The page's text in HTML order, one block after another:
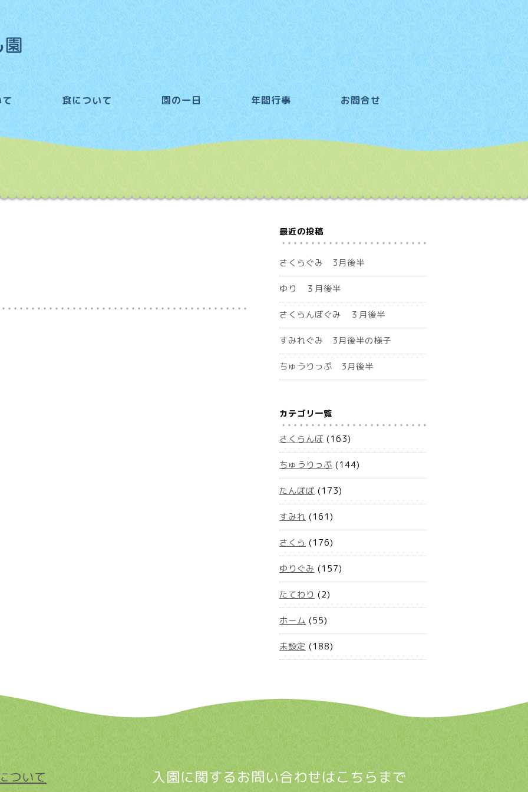
て 食について 園の一日 年間行事 お問合せ
最近の投稿
さくらぐみ 3月後半
ゆり ３月後半
さくらんぼぐみ ３月後半
すみれぐみ 3月後半の様子
ちゅうりっぷ 3月後半
カテゴリ一覧
さくらんぼ (163)
ちゅうりっぷ (144)
たんぽぽ (173)
すみれ (161)
さくら (176)
ゆりぐみ (157)
たてわり (2)
ホーム (55)
未設定 (188)
ついて 入園に関するお問い合わせはこちらまで